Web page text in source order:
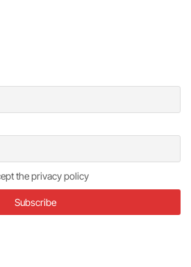
the privacy policy